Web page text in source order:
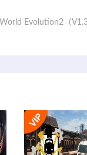
Evolution2（